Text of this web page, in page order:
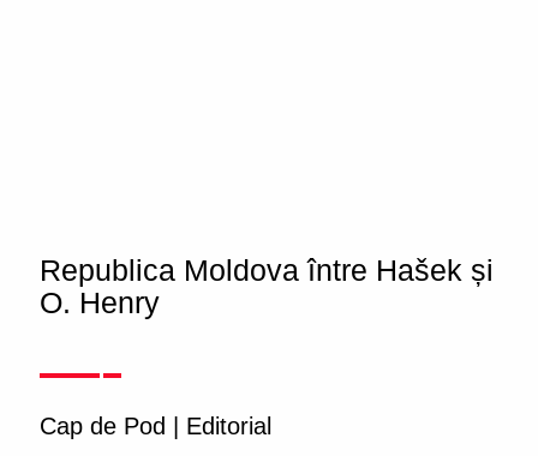
Republica Moldova între Hašek și
O. Henry
Cap de Pod Editorial